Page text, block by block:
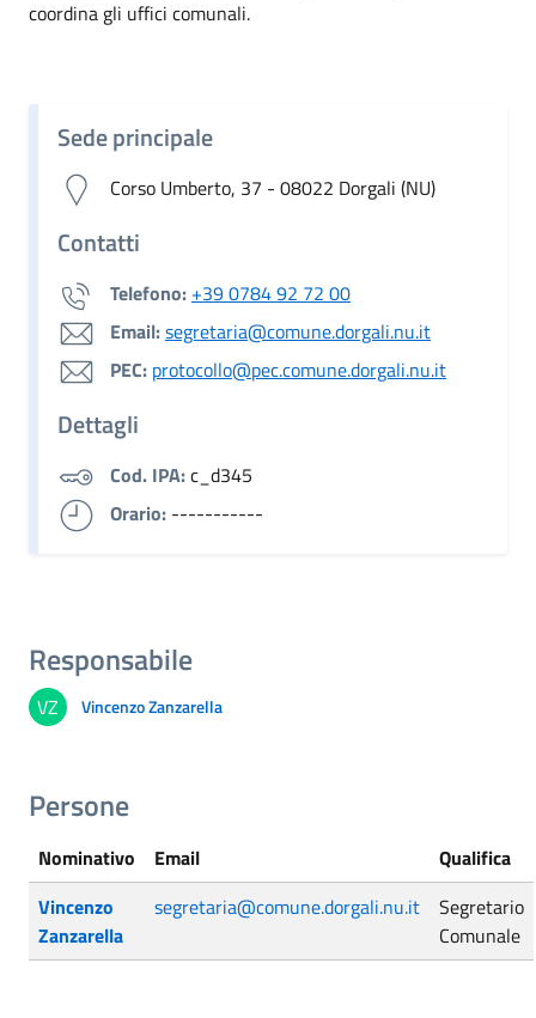
coordina gli uffici comunali.
Sede principale
Corso Umberto, 37 - 08022 Dorgali (NU)
Contatti
Telefono: +39 0784 92 72 00
Email:segretaria@comune.dorgali.nu.it
PEC: protocollo@pec.comune.dorgali.nu.it
Dettagli
Cod. IPA:c_d345
Orario: -----------
Responsabile
VZ Vincenzo Zanzarella
Persone
Nominativo Email
Qualifica
Vincenzo
Zanzarella
segretaria@comune.dorgali.nu.it
Segretario
Comunale